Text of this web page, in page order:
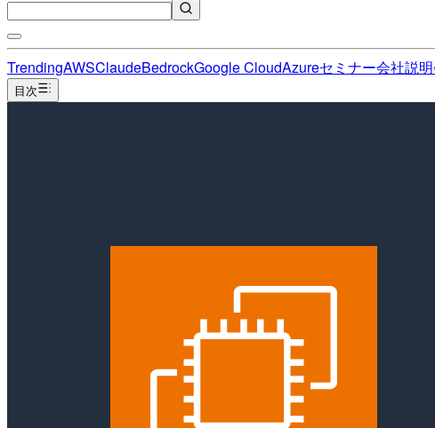
TrendingAWSClaudeBedrockGoogle CloudAzureセミナー会社説
目次